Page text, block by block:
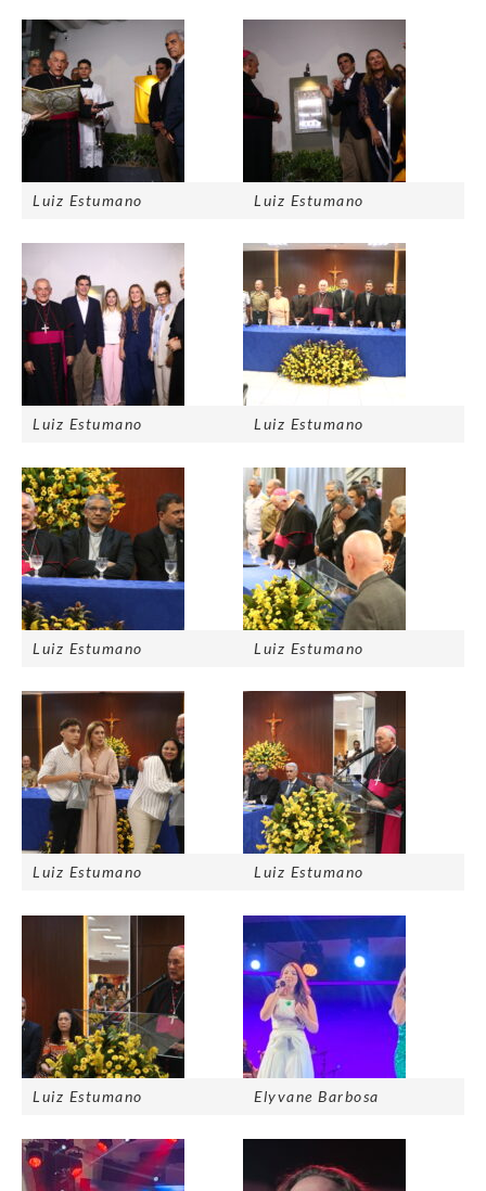
Luiz Estumano Luiz Estumano
Luiz Estumano Luiz Estumano
Luiz Estumano Luiz Estumano
Luiz Estumano Luiz Estumano
Luiz Estumano Elyvane Barbosa